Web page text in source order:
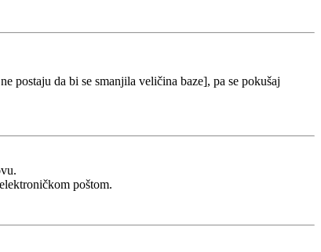
postaju da bi se smanjila veličina baze], pa se pokušaj
poštom.